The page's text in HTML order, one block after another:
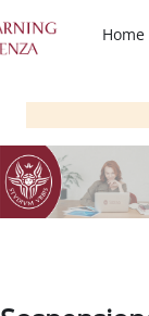
Home